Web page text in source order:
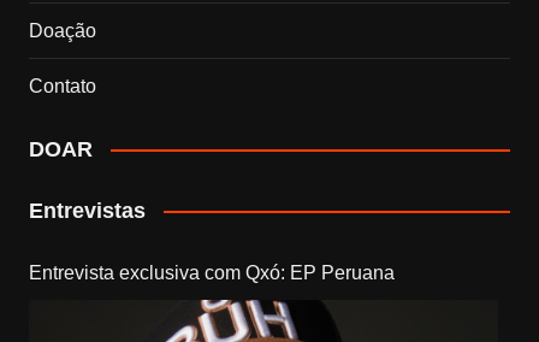
Doação
Contato
DOAR
Entrevistas
Entrevista exclusiva com Qxó: EP Peruana